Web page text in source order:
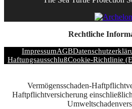
Rechtliche
ImpressumAGB
HaftungsausschlußCookie-Richtlinie
Vermögensschaden-
Haftpflichtversicherung